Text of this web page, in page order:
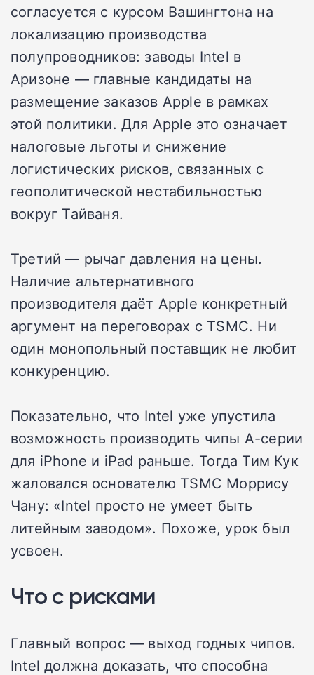
согласуется с курсом Вашингтона на
локализацию производства
полупроводников: заводы Intel в
Аризоне — главные кандидаты на
размещение заказов Apple в рамках
этой политики. Для Apple это означает
налоговые льготы и снижение
логистических рисков, связанных с
геополитической нестабильностью
вокруг Тайваня.
Третий — рычаг давления на цены.
Наличие альтернативного
производителя даёт Apple конкретный
аргумент на переговорах с TSMC. Ни
один монопольный поставщик не любит
конкуренцию.
Показательно, что Intel уже упустила
возможность производить чипы A-серии
для iPhone и iPad раньше. Тогда Тим Кук
жаловался основателю TSMC Моррису
Чану: «Intel просто не умеет быть
литейным заводом». Похоже, урок был
усвоен.
Что с рисками
Главный вопрос — выход годных чипов.
Intel должна доказать, что способна